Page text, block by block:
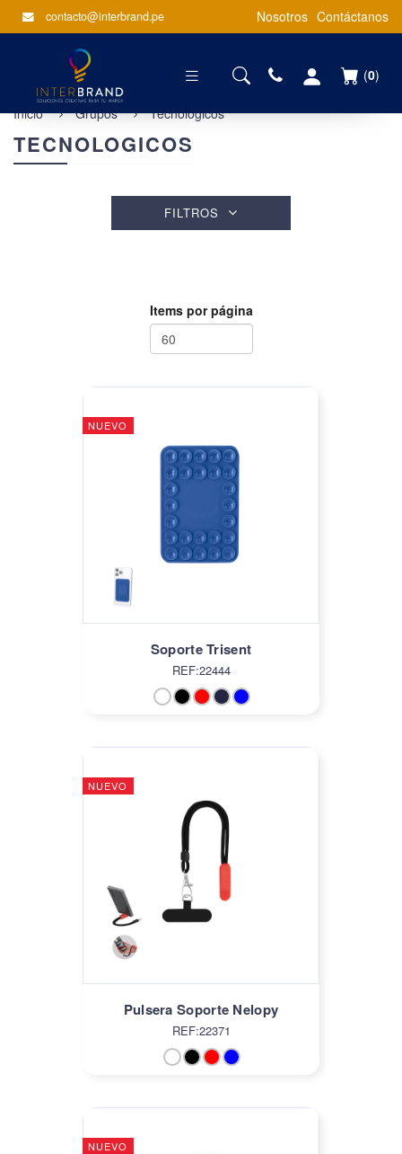
contacto@interbrand.pe Nosotros Contáctanos
(0)
Inicio Grupos Tecnologicos
TECNOLOGICOS
FILTROS
Items por página
NUEVO
Soporte Trisent
REF:22444
NUEVO
Pulsera Soporte Nelopy
REF:22371
NUEVO